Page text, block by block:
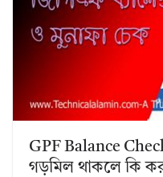
GPF Balance
গড়মিল থাকলে কি